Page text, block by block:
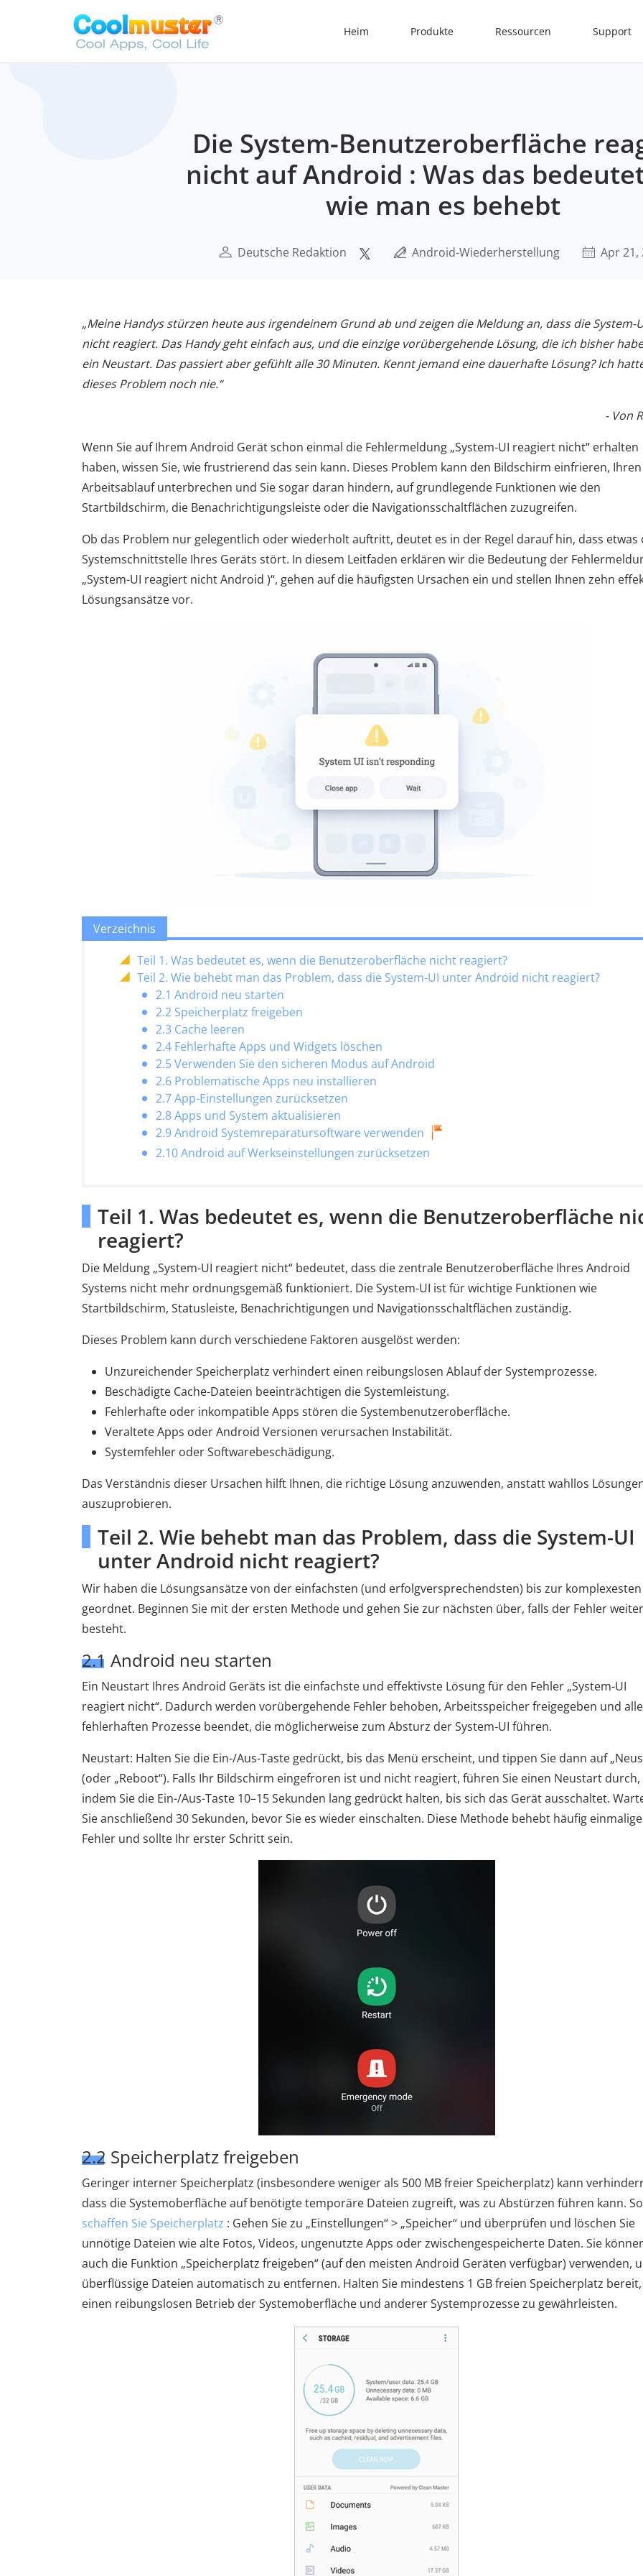
Heim Produkte Ressourcen Support
Die System-Benutzeroberfläche
nicht auf Android : Was das
wie man es behebt
Deutsche Redaktion Android-Wiederherstellung Apr 21,
„Meine Handys stürzen heute aus irgendeinem Grund ab und zeigen die Meldung an, dass die System-
nicht reagiert. Das Handy geht einfach aus, und die einzige vorübergehende Lösung, die ich bisher
ein Neustart. Das passiert aber gefühlt alle 30 Minuten. Kennt jemand eine dauerhafte Lösung? Ich
dieses Problem noch nie.“
- Von
Wenn Sie auf Ihrem Android Gerät schon einmal die Fehlermeldung „System-UI reagiert nicht“ erhalten
haben, wissen Sie, wie frustrierend das sein kann. Dieses Problem kann den Bildschirm einfrieren, Ihren
Arbeitsablauf unterbrechen und Sie sogar daran hindern, auf grundlegende Funktionen wie den
Startbildschirm, die Benachrichtigungsleiste oder die Navigationsschaltflächen zuzugreifen.
Ob das Problem nur gelegentlich oder wiederholt auftritt, deutet es in der Regel darauf hin, dass etwas
Systemschnittstelle Ihres Geräts stört. In diesem Leitfaden erklären wir die Bedeutung der
„System-UI reagiert nicht Android )“, gehen auf die häufigsten Ursachen ein und stellen Ihnen zehn
Lösungsansätze vor.
Verzeichnis
Teil 1. Was bedeutet es, wenn die Benutzeroberfläche nicht reagiert?
Teil 2. Wie behebt man das Problem, dass die System-UI unter Android nicht reagiert?
2.1 Android neu starten
2.2 Speicherplatz freigeben
2.3 Cache leeren
2.4 Fehlerhafte Apps und Widgets löschen
2.5 Verwenden Sie den sicheren Modus auf Android
2.6 Problematische Apps neu installieren
2.7 App-Einstellungen zurücksetzen
2.8 Apps und System aktualisieren
2.9 Android Systemreparatursoftware verwenden
2.10 Android auf Werkseinstellungen zurücksetzen
Teil 1. Was bedeutet es, wenn die Benutzeroberfläche
reagiert?
Die Meldung „System-UI reagiert nicht“ bedeutet, dass die zentrale Benutzeroberfläche Ihres Android
Systems nicht mehr ordnungsgemäß funktioniert. Die System-UI ist für wichtige Funktionen wie
Startbildschirm, Statusleiste, Benachrichtigungen und Navigationsschaltflächen zuständig.
Dieses Problem kann durch verschiedene Faktoren ausgelöst werden:
Unzureichender Speicherplatz verhindert einen reibungslosen Ablauf der Systemprozesse.
Beschädigte Cache-Dateien beeinträchtigen die Systemleistung.
Fehlerhafte oder inkompatible Apps stören die Systembenutzeroberfläche.
Veraltete Apps oder Android Versionen verursachen Instabilität.
Systemfehler oder Softwarebeschädigung.
Das Verständnis dieser Ursachen hilft Ihnen, die richtige Lösung anzuwenden, anstatt wahllos
auszuprobieren.
Teil 2. Wie behebt man das Problem, dass die System-UI
unter Android nicht reagiert?
Wir haben die Lösungsansätze von der einfachsten (und erfolgversprechendsten) bis zur komplexesten
geordnet. Beginnen Sie mit der ersten Methode und gehen Sie zur nächsten über, falls der Fehler
besteht.
2.1 Android neu starten
Ein Neustart Ihres Android Geräts ist die einfachste und effektivste Lösung für den Fehler „System-UI
reagiert nicht“. Dadurch werden vorübergehende Fehler behoben, Arbeitsspeicher freigegeben und alle
fehlerhaften Prozesse beendet, die möglicherweise zum Absturz der System-UI führen.
Neustart: Halten Sie die Ein-/Aus-Taste gedrückt, bis das Menü erscheint, und tippen Sie dann auf
(oder „Reboot“). Falls Ihr Bildschirm eingefroren ist und nicht reagiert, führen Sie einen Neustart durch,
indem Sie die Ein-/Aus-Taste 10–15 Sekunden lang gedrückt halten, bis sich das Gerät ausschaltet.
Sie anschließend 30 Sekunden, bevor Sie es wieder einschalten. Diese Methode behebt häufig einmalige
Fehler und sollte Ihr erster Schritt sein.
2.2 Speicherplatz freigeben
Geringer interner Speicherplatz (insbesondere weniger als 500 MB freier Speicherplatz) kann
dass die Systemoberfläche auf benötigte temporäre Dateien zugreift, was zu Abstürzen führen kann. So
schaffen Sie Speicherplatz : Gehen Sie zu „Einstellungen“ > „Speicher“ und überprüfen und löschen Sie
unnötige Dateien wie alte Fotos, Videos, ungenutzte Apps oder zwischengespeicherte Daten. Sie
auch die Funktion „Speicherplatz freigeben“ (auf den meisten Android Geräten verfügbar) verwenden,
überflüssige Dateien automatisch zu entfernen. Halten Sie mindestens 1 GB freien Speicherplatz
einen reibungslosen Betrieb der Systemoberfläche und anderer Systemprozesse zu gewährleisten.